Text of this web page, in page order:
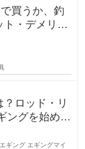
買うか、釣
・デメリッ
ロッド・リ
エギング エギングマイ